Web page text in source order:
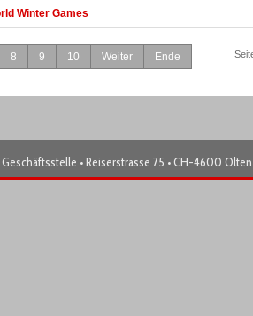
Winter Games
8 9 10 Weiter Ende
• Reiserstrasse 75 • CH-4600